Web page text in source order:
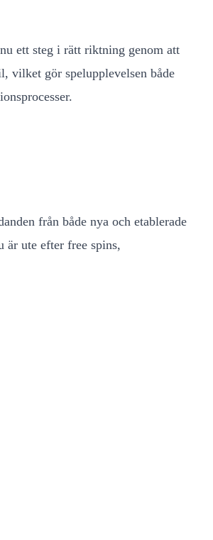
ett steg i rätt riktning genom att
vilket gör spelupplevelsen både
från både nya och etablerade
är ute efter free spins,